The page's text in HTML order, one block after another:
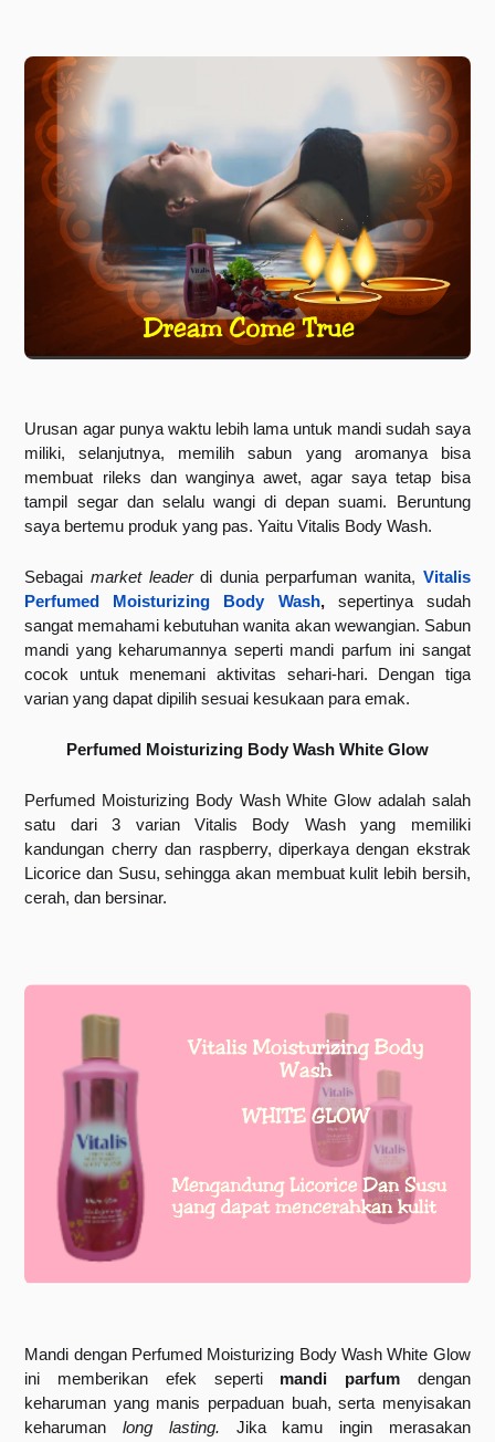
Urusan agar punya waktu lebih lama untuk mandi sudah saya
miliki, selanjutnya, memilih sabun yang aromanya bisa
membuat rileks dan wanginya awet, agar saya tetap bisa
tampil segar dan selalu wangi di depan suami. Beruntung
saya bertemu produk yang pas. Yaitu Vitalis Body Wash.
Sebagai market leader di dunia perparfuman wanita, Vitalis
Perfumed Moisturizing Body Wash, sepertinya sudah
sangat memahami kebutuhan wanita akan wewangian. Sabun
mandi yang keharumannya seperti mandi parfum ini sangat
cocok untuk menemani aktivitas sehari-hari. Dengan tiga
varian yang dapat dipilih sesuai kesukaan para emak.
Perfumed Moisturizing Body Wash White Glow
Perfumed Moisturizing Body Wash White Glow adalah salah
satu dari 3 varian Vitalis Body Wash yang memiliki
kandungan cherry dan raspberry, diperkaya dengan ekstrak
Licorice dan Susu, sehingga akan membuat kulit lebih bersih,
cerah, dan bersinar.
Mandi dengan Perfumed Moisturizing Body Wash White Glow
ini memberikan efek seperti mandi parfum dengan
keharuman yang manis perpaduan buah, serta menyisakan
keharuman long lasting. Jika kamu ingin merasakan